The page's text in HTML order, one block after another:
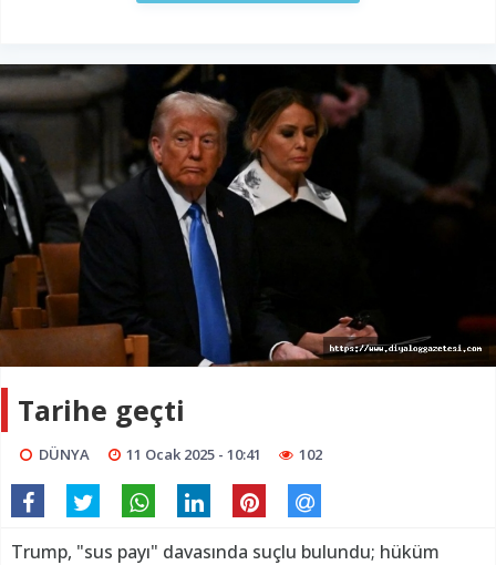
Tarihe geçti
DÜNYA 11 Ocak 2025 - 10:41 102
Trump, "sus payı" davasında suçlu bulundu; hüküm